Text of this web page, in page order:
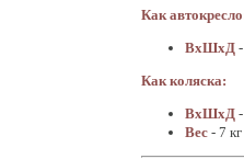
Как
ВхШхД
Как коляска:
ВхШхД
Вес - 7 кг